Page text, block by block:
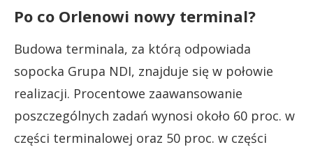
Po co Orlenowi nowy terminal?
Budowa terminala, za którą odpowiada
sopocka Grupa NDI, znajduje się w połowie
realizacji. Procentowe zaawansowanie
poszczególnych zadań wynosi około 60 proc. w
części terminalowej oraz 50 proc. w części